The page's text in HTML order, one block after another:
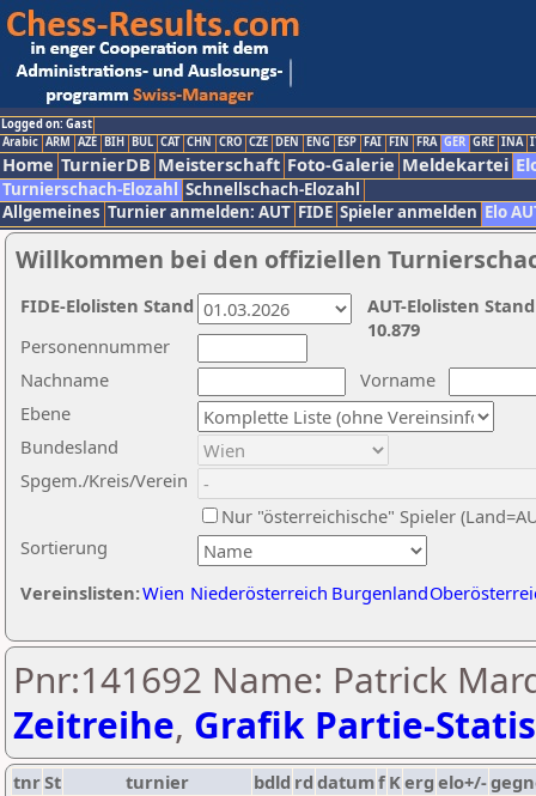
Logged on: Gast
Arabic ARM AZE BIH BUL CAT CHN CRO CZE DEN ENG ESP FAI FIN FRA GER GRE INA
Home TurnierDB Meisterschaft Foto-Galerie Meldekartei
Turnierschach-Elozahl Schnellschach-Elozahl
Allgemeines Turnier anmelden: AUT FIDE Spieler anmelden Elo
Willkommen bei den offiziellen
Nachname
Vorname
Ebene
Sortierung
Personennummer
Bundesland
Spgem./Kreis/Verein
Nur "österreichische" Spieler
Vereinslisten:Wien Niederösterreich Burgenland
AUT-Elolisten
10.879
FIDE-Elolisten Stand
Pnr:141692 Name: Patrick
Zeitreihe, Grafik Partie-
tnrSt turnier bdld rd datumf Kerg elo+/-